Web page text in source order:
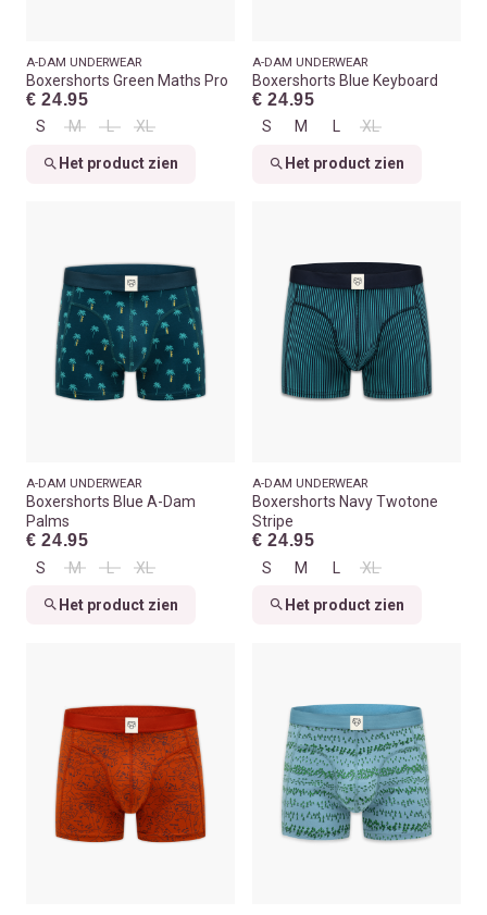
A-DAM UNDERWEAR
Boxershorts Green Maths Pro
€ 24.95
S M L XL
Het product zien
A-DAM UNDERWEAR
Boxershorts Blue Keyboard
€ 24.95
S M XL
Het product zien
A-DAM UNDERWEAR
Boxershorts Blue A-Dam
Palms
€ 24.95
S M L XL
Het product zien
A-DAM UNDERWEAR
Boxershorts Navy Twotone
Stripe
€ 24.95
S M L XL
Het product zien